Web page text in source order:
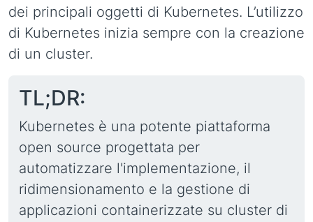
dei principali oggetti di Kubernetes. L’utilizzo
di Kubernetes inizia sempre con la creazione
di un cluster.
TL;DR:
Kubernetes è una potente piattaforma
open source progettata per
automatizzare l'implementazione, il
ridimensionamento e la gestione di
applicazioni containerizzate su cluster di